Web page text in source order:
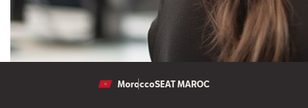
MoroccoSEAT MAROC